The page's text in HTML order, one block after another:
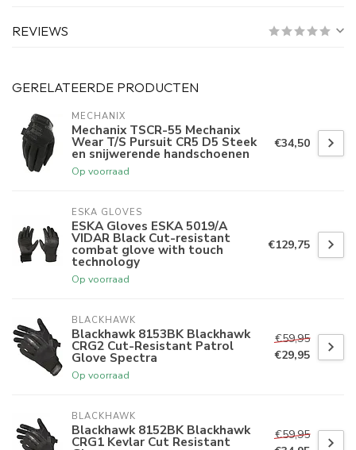
REVIEWS
GERELATEERDE PRODUCTEN
MECHANIX
Mechanix TSCR-55 Mechanix
Wear T/S Pursuit CR5 D5 Steek
en snijwerende handschoenen
Op voorraad
€34,50
ESKA GLOVES
ESKA Gloves ESKA 5019/A
VIDAR Black Cut-resistant
combat glove with touch
technology
Op voorraad
€129,75
BLACKHAWK
Blackhawk 8153BK Blackhawk
CRG2 Cut-Resistant Patrol
Glove Spectra
Op voorraad
€59,95
€29,95
BLACKHAWK
Blackhawk 8152BK Blackhawk
CRG1 Kevlar Cut Resistant
€59,95